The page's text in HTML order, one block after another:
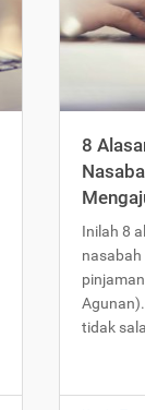
8
Inilah 8
tidak